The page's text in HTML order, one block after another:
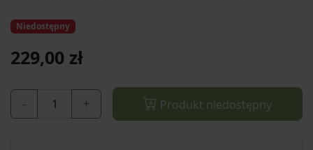
Niedostępny
229,00 zł
- + Produkt niedostępny